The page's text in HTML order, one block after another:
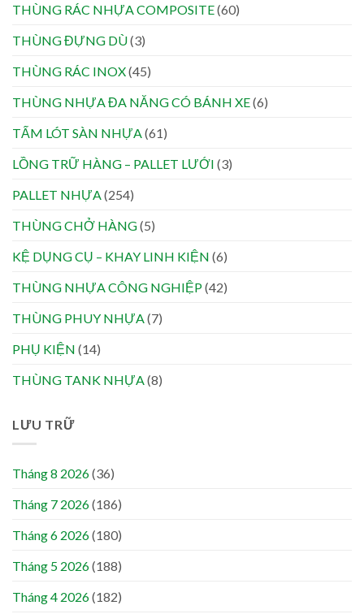
THÙNG RÁC NHỰA COMPOSITE(60)
THÙNG ĐỰNG DÙ(3)
THÙNG RÁC INOX(45)
THÙNG NHỰA ĐA NĂNG CÓ BÁNH XE(6)
TẤM LÓT SÀN NHỰA (61)
LỒNG TRỮ HÀNG – PALLET LƯỚI (3)
PALLET NHỰA (254)
THÙNG CHỞ HÀNG(5)
KỆ DỤNG CỤ – KHAY LINH KIỆN (6)
THÙNG NHỰA CÔNG NGHIỆP(42)
THÙNG PHUY NHỰA (7)
PHỤ KIỆN (14)
THÙNG TANK NHỰA (8)
LƯU TRỮ
Tháng 8 2026(36)
Tháng 7 2026(186)
Tháng 6 2026(180)
Tháng 5 2026(188)
Tháng 4 2026(182)